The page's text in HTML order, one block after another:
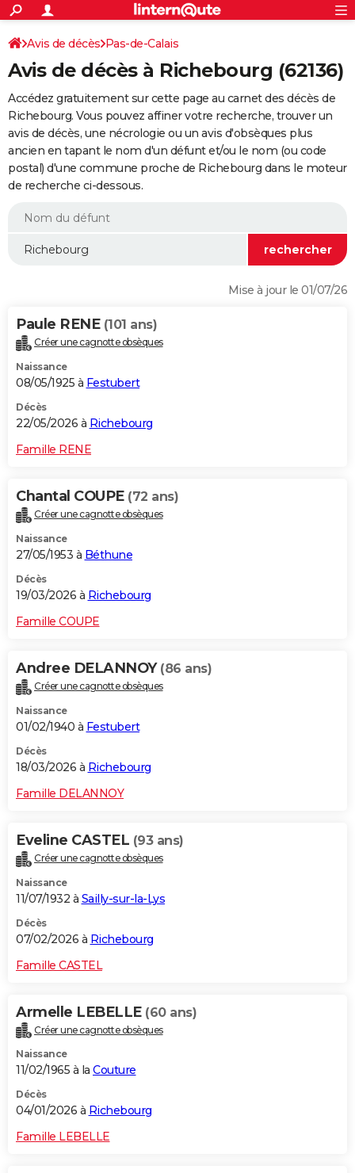
ACTUALITÉS
Politique
Société
Faits Divers
Education
Monde
Villes
+
SPORT
Coupe du monde 2026
Football
Tennis
Cyclisme
Rugby
Forum
Programme TV
TNT
Streaming
Cinéma
Sorties cinéma
Musique
+
FINANCE
Retraite
Impôts
Epargne
Immobilier
Risques naturels par ville
Banque
Assurance
Crédit
AUTO
Essais
Réserver un essai
Citadines
Berlines
SUV
Forum auto
+
HIGH-TECH
BRICOLAGE
WEEK-END
Alimentation
Guide de la santé
Maladies
Médicaments
Sommeil
VOYAGE
Destinations
City break
Voyage nature
Voyage de noces
Forum
Climat
+PHOTO
GUIDES D'ACHAT
Carte de Noël
Carte Bonne année
Carte Saint-Valentin
Carte Pâques
Carte d'anniversaire
DICTIONNAIRE
Dictionnaire
Biographies
Citations
Expressions
Proverbes
PROGRAMME TV
S'inscrire
Se connecter
Lycées
Collèges
Primaires
Universités
Entreprises
Service militaire
Avis de recherche
AVIS DE DÉCÈS
FORUM
Bricolage
Lifestyle
Culture
Television
Voyage
S'inscrire
Connexion
Avis de décès Pas-de-Calais
Avis de décès à Richebourg (62136)
Accédez gratuitement sur cette page au carnet des décès de
Richebourg. Vous pouvez affiner votre recherche, trouver un
avis de décès, une nécrologie ou un avis d'obsèques plus
ancien en tapant le nom d'un défunt et/ou le nom (ou code
postal) d'une commune proche de Richebourg dans le moteur
de recherche ci-dessous.
Mise à jour le 01/07/26
Paule RENE (101 ans)
Créer une cagnotte obsèques
Naissance
08/05/1925 à Festubert
Décès
22/05/2026 à Richebourg
Famille RENE
Chantal COUPE (72 ans)
Créer une cagnotte obsèques
Naissance
27/05/1953 à Béthune
Décès
19/03/2026 à Richebourg
Famille COUPE
Andree DELANNOY (86 ans)
Créer une cagnotte obsèques
Naissance
01/02/1940 à Festubert
Décès
18/03/2026 à Richebourg
Famille DELANNOY
Eveline CASTEL (93 ans)
Créer une cagnotte obsèques
Naissance
11/07/1932 à Sailly-sur-la-Lys
Décès
07/02/2026 à Richebourg
Famille CASTEL
Armelle LEBELLE (60 ans)
Créer une cagnotte obsèques
Naissance
11/02/1965 à la Couture
Décès
04/01/2026 à Richebourg
Famille LEBELLE